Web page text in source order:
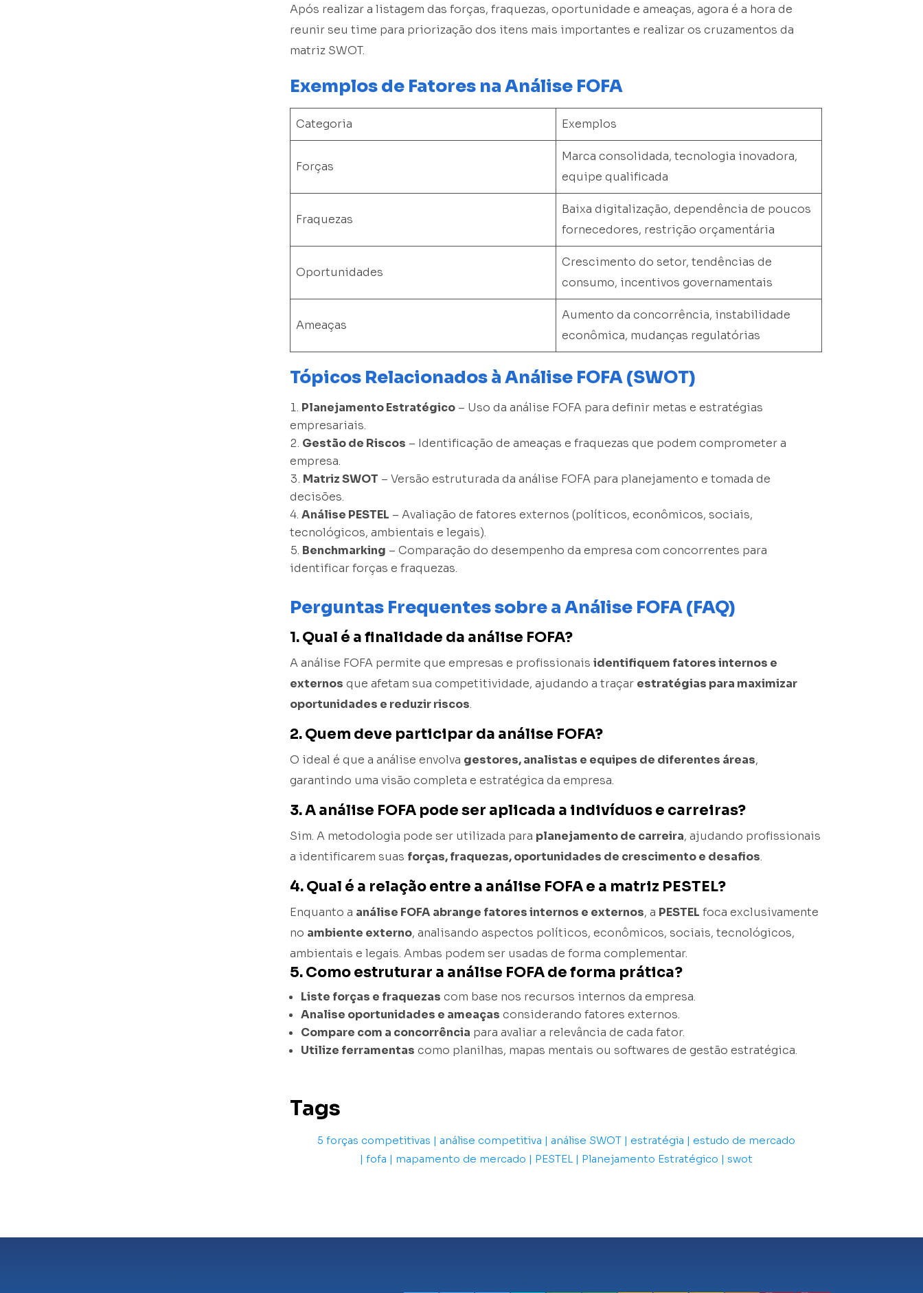
Após realizar a listagem das forças, fraquezas, oportunidade e ameaças, agora é a hora de
reunir seu time para priorização dos itens mais importantes e realizar os cruzamentos da
matriz SWOT.
Exemplos de Fatores na Análise FOFA
Categoria Exemplos
Forças
Marca consolidada, tecnologia inovadora,
equipe qualificada
Fraquezas
Baixa digitalização, dependência de poucos
fornecedores, restrição orçamentária
Oportunidades
Crescimento do setor, tendências de
consumo, incentivos governamentais
Ameaças
Aumento da concorrência, instabilidade
econômica, mudanças regulatórias
Tópicos Relacionados à Análise FOFA (SWOT)
Planejamento Estratégico – Uso da análise FOFA para definir metas e estratégias
empresariais.
Gestão de Riscos – Identificação de ameaças e fraquezas que podem comprometer a
empresa.
Matriz SWOT – Versão estruturada da análise FOFA para planejamento e tomada de
decisões.
Análise PESTEL – Avaliação de fatores externos (políticos, econômicos, sociais,
tecnológicos, ambientais e legais).
Benchmarking – Comparação do desempenho da empresa com concorrentes para
identificar forças e fraquezas.
Perguntas Frequentes sobre a Análise FOFA (FAQ)
1. Qual é a finalidade da análise FOFA?
A análise FOFA permite que empresas e profissionais identifiquem fatores internos e
externos que afetam sua competitividade, ajudando a traçar estratégias para maximizar
oportunidades e reduzir riscos.
2. Quem deve participar da análise FOFA?
O ideal é que a análise envolva gestores, analistas e equipes de diferentes áreas,
garantindo uma visão completa e estratégica da empresa.
3. A análise FOFA pode ser aplicada a indivíduos e carreiras?
Sim. A metodologia pode ser utilizada para planejamento de carreira, ajudando profissionais
a identificarem suas forças, fraquezas, oportunidades de crescimento e desafios.
4. Qual é a relação entre a análise FOFA e a matriz PESTEL?
Enquanto a análise FOFA abrange fatores internos e externos, a PESTEL foca exclusivamente
no ambiente externo, analisando aspectos políticos, econômicos, sociais, tecnológicos,
ambientais e legais. Ambas podem ser usadas de forma complementar.
5. Como estruturar a análise FOFA de forma prática?
Liste forças e fraquezas com base nos recursos internos da empresa.
Analise oportunidades e ameaças considerando fatores externos.
Compare com a concorrência para avaliar a relevância de cada fator.
Utilize ferramentas como planilhas, mapas mentais ou softwares de gestão estratégica.
Tags
5 forças competitivas | análise competitiva | análise SWOT | estratégia | estudo de mercado
| fofa | mapamento de mercado | PESTEL | Planejamento Estratégico | swot